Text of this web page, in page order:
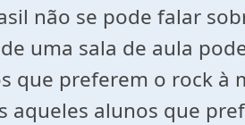
não se pode falar
uma sala de aula
que preferem o rock
aqueles alunos que